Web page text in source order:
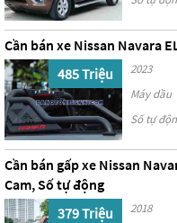
Cần bán xe Nissan Navara
485 Triệu
2023
Máy dầu
Số tự
Cần bán gấp xe Nissan
Cam, Số tự động
379 Triệu
2018